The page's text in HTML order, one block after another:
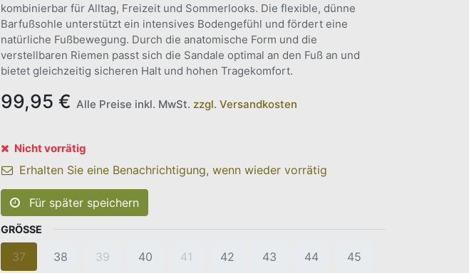
kombinierbar für Alltag, Freizeit und Sommerlooks. Die flexible, dünne
Barfußsohle unterstützt ein intensives Bodengefühl und fördert eine
natürliche Fußbewegung. Durch die anatomische Form und die
verstellbaren Riemen passt sich die Sandale optimal an den Fuß an und
bietet gleichzeitig sicheren Halt und hohen Tragekomfort.
99,95 € Alle Preise inkl. MwSt. zzgl. Versandkosten
Nicht vorrätig
Erhalten Sie eine Benachrichtigung, wenn wieder vorrätig
Für später speichern
GRÖSSE
37 38 39 40 41 42 43 44 45